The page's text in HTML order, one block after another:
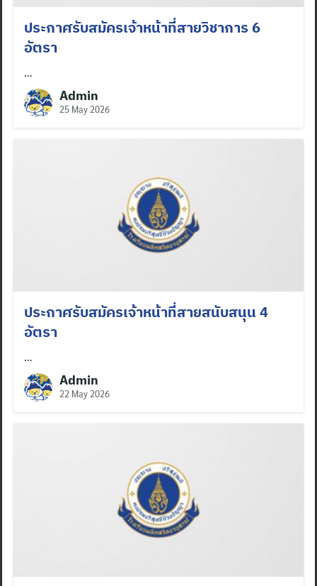
ประกาศรับสมัครเจ้าหน้าที่สายวิชาการ 6
อัตรา
…
Admin
25 May 2026
ประกาศรับสมัครเจ้าหน้าที่สายสนับสนุน 4
อัตรา
…
Admin
22 May 2026